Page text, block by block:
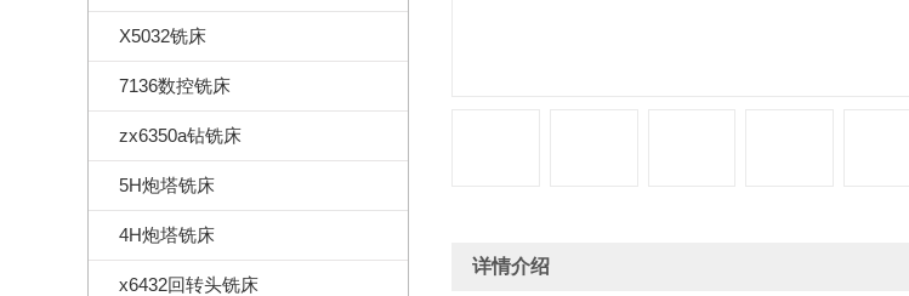
X5032铣床
7136数控铣床
zx6350a钻铣床
5H炮塔铣床
4H炮塔铣床
x6432回转头铣床
详情介绍